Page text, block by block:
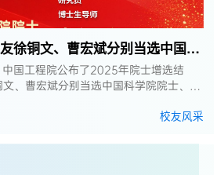
祝贺！天大化工校友徐铜文、曹宏斌分别当选中国科学院院士、中国工程院院士！
中国工程院公布了2025年院士增选结
、曹宏斌分别当选中国科学院院士、中
校友风采